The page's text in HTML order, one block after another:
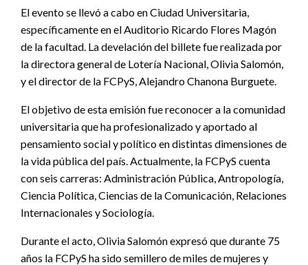
El evento se llevó a cabo en Ciudad Universitaria,
específicamente en el Auditorio Ricardo Flores Magón
de la facultad. La develación del billete fue realizada por
la directora general de Lotería Nacional, Olivia Salomón,
y el director de la FCPyS, Alejandro Chanona Burguete.
El objetivo de esta emisión fue reconocer a la comunidad
universitaria que ha profesionalizado y aportado al
pensamiento social y político en distintas dimensiones de
la vida pública del país. Actualmente, la FCPyS cuenta
con seis carreras: Administración Pública, Antropología,
Ciencia Política, Ciencias de la Comunicación, Relaciones
Internacionales y Sociología.
Durante el acto, Olivia Salomón expresó que durante 75
años la FCPyS ha sido semillero de miles de mujeres y